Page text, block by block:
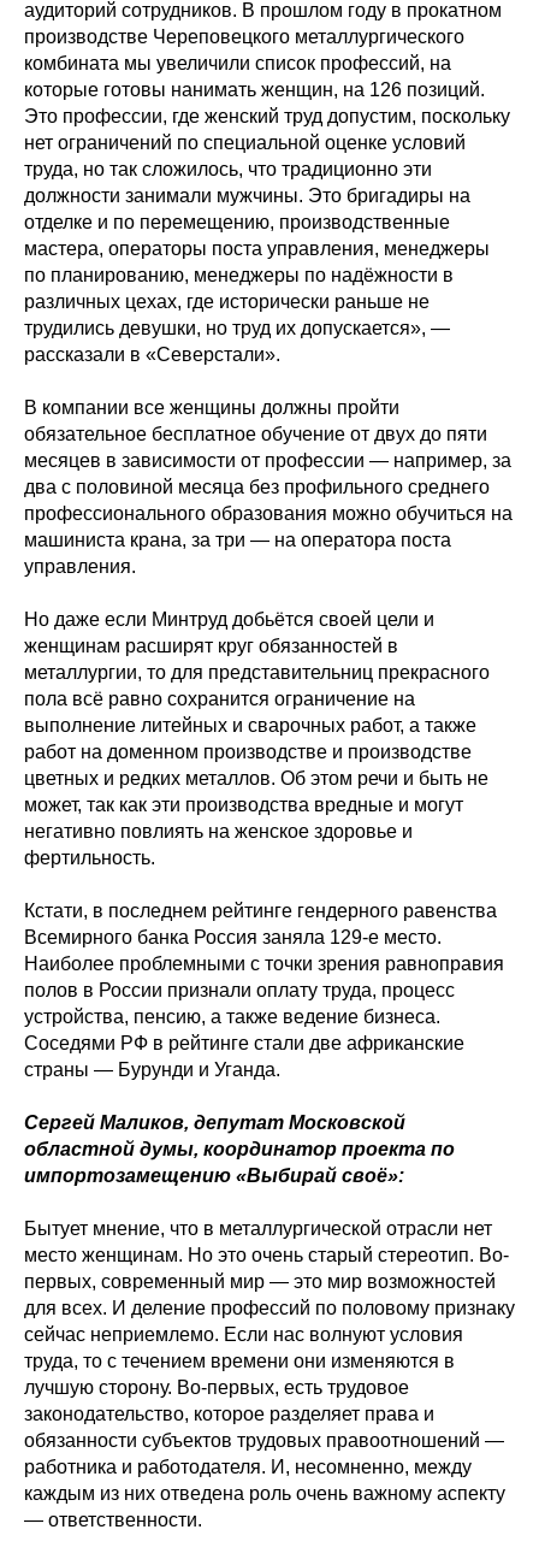
аудиторий сотрудников. В прошлом году в прокатном
производстве Череповецкого металлургического
комбината мы увеличили список профессий, на
которые готовы нанимать женщин, на 126 позиций.
Это профессии, где женский труд допустим, поскольку
нет ограничений по специальной оценке условий
труда, но так сложилось, что традиционно эти
должности занимали мужчины. Это бригадиры на
отделке и по перемещению, производственные
мастера, операторы поста управления, менеджеры
по планированию, менеджеры по надёжности в
различных цехах, где исторически раньше не
трудились девушки, но труд их допускается», —
рассказали в «Северстали».
В компании все женщины должны пройти
обязательное бесплатное обучение от двух до пяти
месяцев в зависимости от профессии — например, за
два с половиной месяца без профильного среднего
профессионального образования можно обучиться на
машиниста крана, за три — на оператора поста
управления.
Но даже если Минтруд добьётся своей цели и
женщинам расширят круг обязанностей в
металлургии, то для представительниц прекрасного
пола всё равно сохранится ограничение на
выполнение литейных и сварочных работ, а также
работ на доменном производстве и производстве
цветных и редких металлов. Об этом речи и быть не
может, так как эти производства вредные и могут
негативно повлиять на женское здоровье и
фертильность.
Кстати, в последнем рейтинге гендерного равенства
Всемирного банка Россия заняла 129-е место.
Наиболее проблемными с точки зрения равноправия
полов в России признали оплату труда, процесс
устройства, пенсию, а также ведение бизнеса.
Соседями РФ в рейтинге стали две африканские
страны — Бурунди и Уганда.
Сергей Маликов, депутат Московской
областной думы, координатор проекта по
импортозамещению «Выбирай своё»:
Бытует мнение, что в металлургической отрасли нет
место женщинам. Но это очень старый стереотип. Во-
первых, современный мир — это мир возможностей
для всех. И деление профессий по половому признаку
сейчас неприемлемо. Если нас волнуют условия
труда, то с течением времени они изменяются в
лучшую сторону. Во-первых, есть трудовое
законодательство, которое разделяет права и
обязанности субъектов трудовых правоотношений —
работника и работодателя. И, несомненно, между
каждым из них отведена роль очень важному аспекту
— ответственности.